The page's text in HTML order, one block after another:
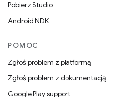
Pobierz Studio
Android NDK
POMOC
Zgłoś problem z platformą
Zgłoś problem z dokumentacją
Google Play support